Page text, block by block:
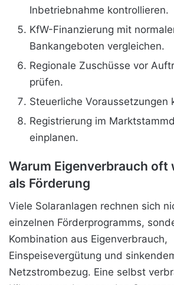
Inbetriebnahme kontrollieren.
KfW-Finanzierung mit
Bankangeboten vergleichen.
Regionale Zuschüsse vor
prüfen.
Steuerliche Voraussetzungen
Registrierung im
einplanen.
Warum Eigenverbrauch oft
als Förderung
Viele Solaranlagen rechnen sich
einzelnen Förderprogramms,
Kombination aus Eigenverbrauch,
Einspeisevergütung und
Netzstrombezug. Eine selbst